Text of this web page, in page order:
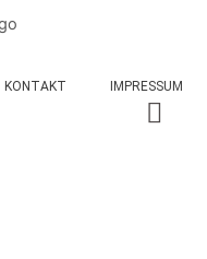
KONTAKT IMPRESSUM